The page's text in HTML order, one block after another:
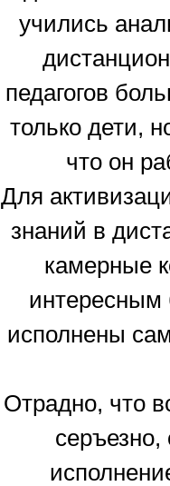
учились
педагогов
только дети,
что он
Для
знаний в
камерные
интересным
исполнены
Отрадно, что